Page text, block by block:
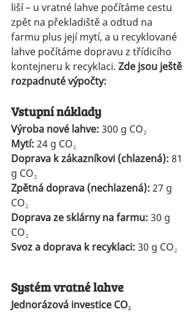
liší – u vratné lahve počítáme cestu
zpět na překladiště a odtud na
farmu plus její mytí, a u recyklované
lahve počítáme dopravu z třídicího
kontejneru k recyklaci. Zde jsou ještě
rozpadnuté výpočty:
Vstupní náklady
Výroba nové lahve: 300 g CO₂
Mytí: 24 g CO₂
Doprava k zákazníkovi (chlazená): 81
g CO₂
Zpětná doprava (nechlazená): 27 g
CO₂
Doprava ze sklárny na farmu: 30 g
CO₂
Svoz a doprava k recyklaci: 30 g CO₂
Systém vratné lahve
Jednorázová investice CO₂